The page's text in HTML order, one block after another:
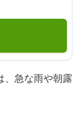
、急な雨や朝露